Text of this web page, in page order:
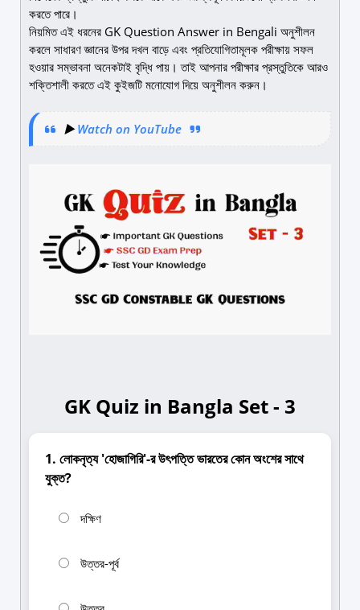
করতে পারে।
নিয়মিত এই ধরনের GK Question Answer in Bengali অনুশীলন
করলে সাধারণ জ্ঞানের উপর দখল বাড়ে এবং প্রতিযোগিতামূলক পরীক্ষায় সফল
হওয়ার সম্ভাবনা অনেকটাই বৃদ্ধি পায়। তাই আপনার পরীক্ষার প্রস্তুতিকে আরও
শক্তিশালী করতে এই কুইজটি মনোযোগ দিয়ে অনুশীলন করুন।
▶️Watch on YouTube
GK Quiz in Bangla Set - 3
1. লোকনৃত্য 'হোজাগিরি'-র উৎপত্তি ভারতের কোন অংশের সাথে
যুক্ত?
দক্ষিণ
উত্তর-পূর্ব